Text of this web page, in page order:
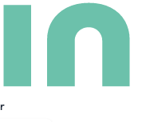
Full Time 24-